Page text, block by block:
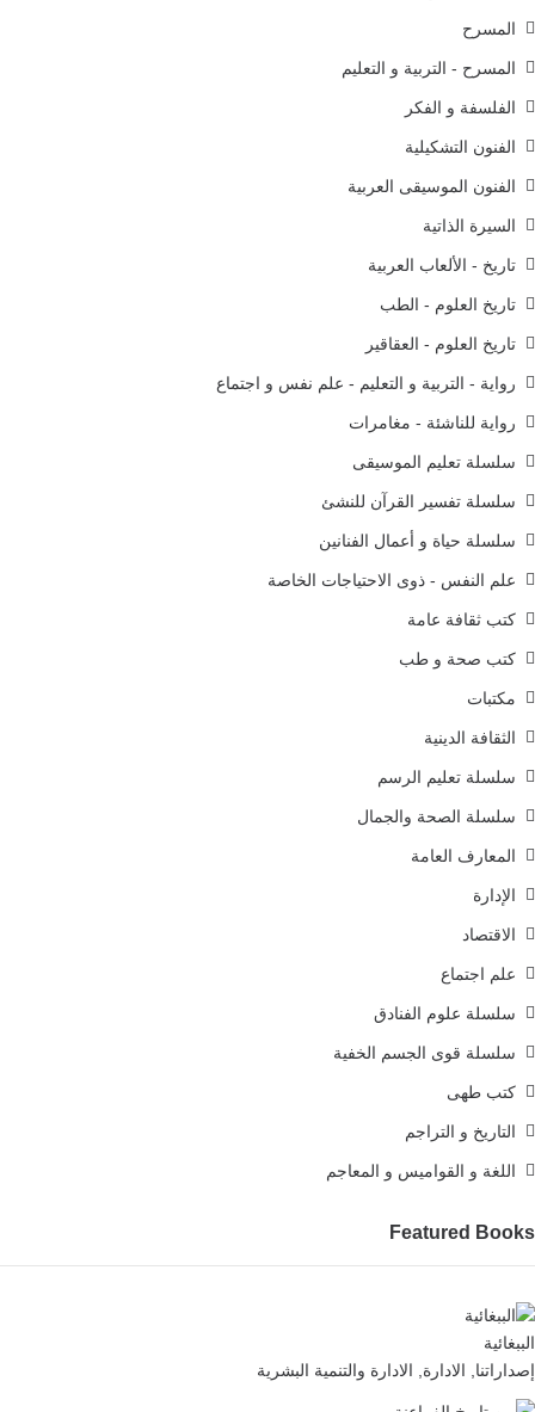
المسرح
المسرح - التربية و التعليم
الفلسفة و الفكر
الفنون التشكيلية
الفنون الموسيقى العربية
السيرة الذاتية
تاريخ - الألعاب العربية
تاريخ العلوم - الطب
تاريخ العلوم - العقاقير
رواية - التربية و التعليم - علم نفس و اجتماع
رواية للناشئة - مغامرات
سلسلة تعليم الموسيقى
سلسلة تفسير القرآن للنشئ
سلسلة حياة و أعمال الفنانين
علم النفس - ذوى الاحتياجات الخاصة
كتب ثقافة عامة
كتب صحة و طب
مكتبات
الثقافة الدينية
سلسلة تعليم الرسم
سلسلة الصحة والجمال
المعارف العامة
الإدارة
الاقتصاد
علم اجتماع
سلسلة علوم الفنادق
سلسلة قوى الجسم الخفية
كتب طهى
التاريخ و التراجم
اللغة و القواميس و المعاجم
Featured Books
الببغائية
إصداراتنا
الادارة الادارة والتنمية البشرية